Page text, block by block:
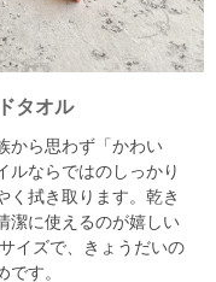
タオル
から思わず「かわい
ルならではのしっかり
く拭き取ります。 乾き
潔に使えるのが嬉しい
イズで、きょうだいの
す。